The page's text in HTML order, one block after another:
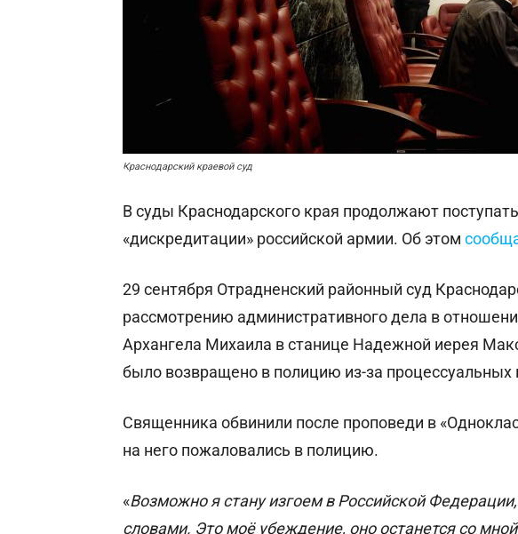
Краснодарский краевой суд
В суды Краснодарского края продолжают
«дискредитации» российской армии. Об этом
29 сентября Отрадненский районный суд
рассмотрению административного дела в
Архангела Михаила в станице Надежной иерея
было возвращено в полицию из-за процессуальных
Священника обвинили после проповеди в
на него пожаловались в полицию.
«Возможно я стану изгоем в Российской
словами. Это моё убеждение, оно останется со